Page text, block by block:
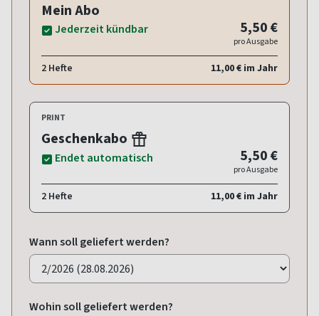
Mein Abo
Jederzeit kündbar 5,50 €
pro Ausgabe
2 Hefte 11,00 € im Jahr
PRINT
Geschenkabo
Endet automatisch 5,50 €
pro Ausgabe
2 Hefte 11,00 € im Jahr
Wann soll geliefert werden?
Wohin soll geliefert werden?